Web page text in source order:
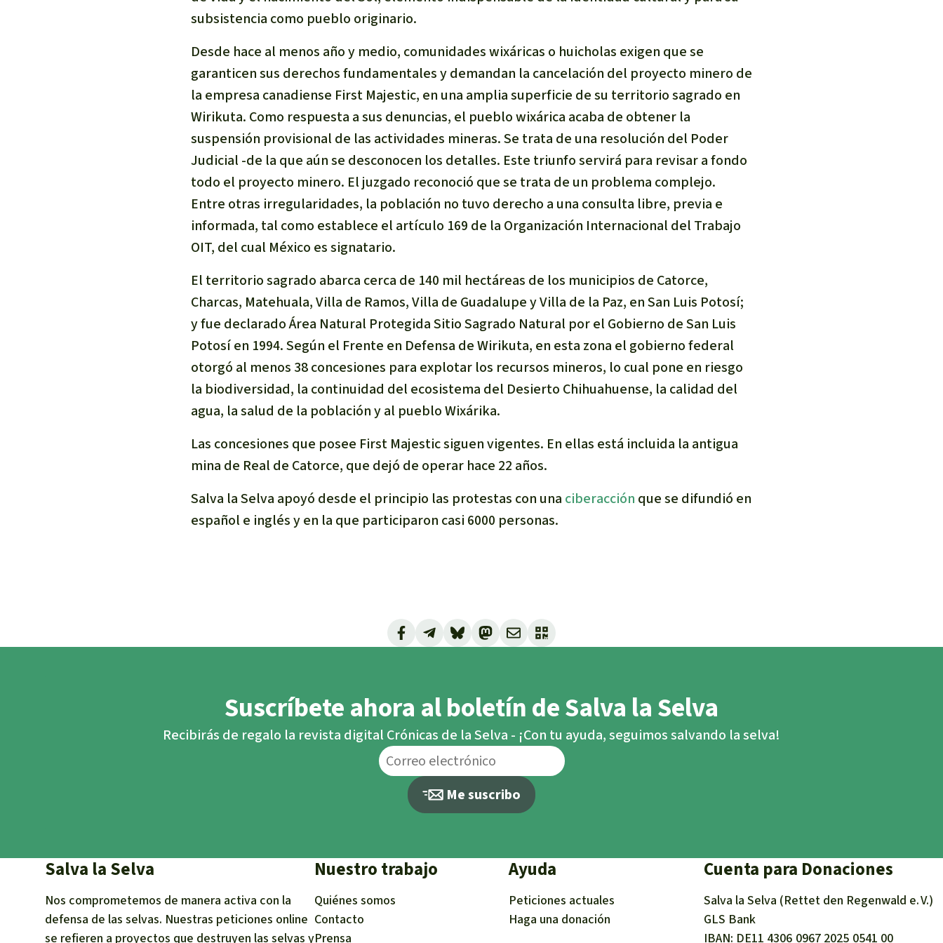
Metales
Minería
Agrotoxicos
Aceite de palma
REDD
Indígena
Landgrabbing
Granjas Industriales
Para niñas y niños
Defensoras y Defensores
incendios forestales
subsistencia como pueblo originario.
Desde hace al menos año y medio, comunidades wixáricas o huicholas exigen que se
garanticen sus derechos fundamentales y demandan la cancelación del proyecto minero de
la empresa canadiense First Majestic, en una amplia superficie de su territorio sagrado en
Wirikuta. Como respuesta a sus denuncias, el pueblo wixárica acaba de obtener la
suspensión provisional de las actividades mineras. Se trata de una resolución del Poder
Judicial -de la que aún se desconocen los detalles. Este triunfo servirá para revisar a fondo
todo el proyecto minero. El juzgado reconoció que se trata de un problema complejo.
Entre otras irregularidades, la población no tuvo derecho a una consulta libre, previa e
informada, tal como establece el artículo 169 de la Organización Internacional del Trabajo
OIT, del cual México es signatario.
El territorio sagrado abarca cerca de 140 mil hectáreas de los municipios de Catorce,
Charcas, Matehuala, Villa de Ramos, Villa de Guadalupe y Villa de la Paz, en San Luis Potosí;
y fue declarado Área Natural Protegida Sitio Sagrado Natural por el Gobierno de San Luis
Potosí en 1994. Según el Frente en Defensa de Wirikuta, en esta zona el gobierno federal
otorgó al menos 38 concesiones para explotar los recursos mineros, lo cual pone en riesgo
la biodiversidad, la continuidad del ecosistema del Desierto Chihuahuense, la calidad del
agua, la salud de la población y al pueblo Wixárika.
Las concesiones que posee First Majestic siguen vigentes. En ellas está incluida la antigua
mina de Real de Catorce, que dejó de operar hace 22 años.
Salva la Selva apoyó desde el principio las protestas con una ciberacción que se difundió en
español e inglés y en la que participaron casi 6000 personas.
Suscríbete ahora al boletín de Salva la Selva
Recibirás de regalo la revista digital Crónicas de la Selva - ¡Con tu ayuda, seguimos salvando la selva!
Me suscribo
Salva la Selva
Nos comprometemos de manera activa con la
defensa de las selvas. Nuestras peticiones online
se refieren a proyectos que destruyen las selvas y
Nuestro trabajo
Quiénes somos
Contacto
Prensa
Ayuda
Peticiones actuales
Haga una donación
Cuenta para Donaciones
Salva la Selva (Rettet den Regenwald e. V.)
GLS Bank
IBAN DE11 4306 0967 2025 0541 00